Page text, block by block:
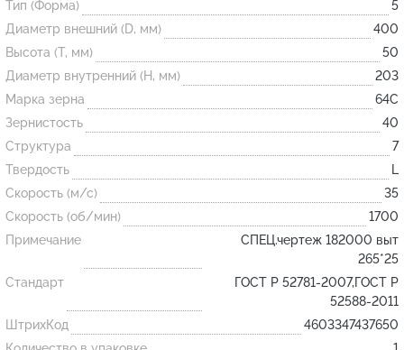
Огнеупорные
изделия
Скачать каталог
Тигель
Муфель
Черпак
Шербер
Трубка
Стержень
Подставка
Тип (Форма)
5
Диаметр внешний (D, мм)
400
Высота (T, мм)
50
Диаметр внутренний (H, мм)
203
Марка зерна
64С
Зернистость
40
Структура
7
Твердость
L
Скорость (м/с)
35
Скорость (об/мин)
1700
Примечание
СПЕЦ.чертеж 182000 выт
265*25
Стандарт
ГОСТ Р 52781-2007,ГОСТ Р
52588-2011
ШтрихКод
4603347437650